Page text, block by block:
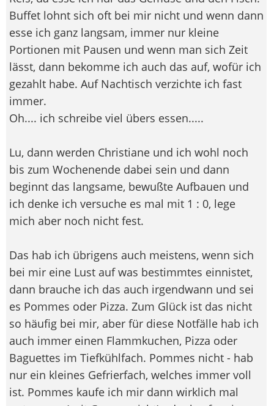
Buffet lohnt sich oft bei mir nicht und wenn dann
esse ich ganz langsam, immer nur kleine
Portionen mit Pausen und wenn man sich Zeit
lässt, dann bekomme ich auch das auf, wofür ich
gezahlt habe. Auf Nachtisch verzichte ich fast
immer.
Oh.... ich schreibe viel übers essen.....
Lu, dann werden Christiane und ich wohl noch
bis zum Wochenende dabei sein und dann
beginnt das langsame, bewußte Aufbauen und
ich denke ich versuche es mal mit 1 : 0, lege
mich aber noch nicht fest.
Das hab ich übrigens auch meistens, wenn sich
bei mir eine Lust auf was bestimmtes einnistet,
dann brauche ich das auch irgendwann und sei
es Pommes oder Pizza. Zum Glück ist das nicht
so häufig bei mir, aber für diese Notfälle hab ich
auch immer einen Flammkuchen, Pizza oder
Baguettes im Tiefkühlfach. Pommes nicht - hab
nur ein kleines Gefrierfach, welches immer voll
ist. Pommes kaufe ich mir dann wirklich mal